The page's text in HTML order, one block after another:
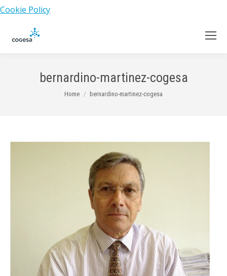
Cookie Policy
bernardino-martinez-cogesa
You are here:
Home bernardino-martinez-cogesa